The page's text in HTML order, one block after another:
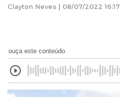
Clayton Neves | 08/07/2022 16:17
ouça este conteúdo